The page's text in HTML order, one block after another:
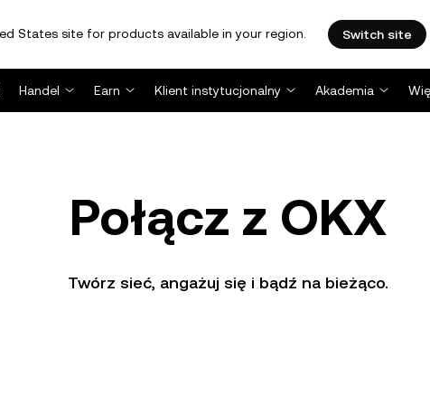
States site for products available in your region. Switch site
Handel Earn Klient instytucjonalny Akademia
Połącz z OKX
Twórz sieć, angażuj się i bądź na bieżąco.